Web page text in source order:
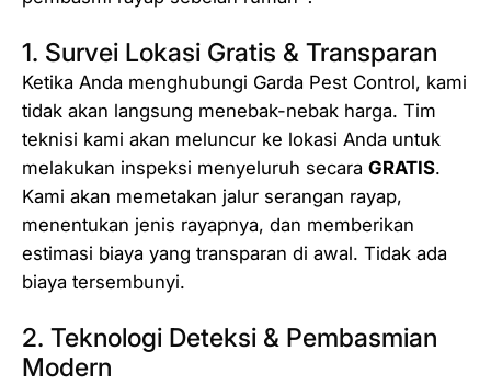
1. Survei Lokasi Gratis & Transparan
Ketika Anda menghubungi Garda Pest Control, kami
tidak akan langsung menebak-nebak harga. Tim
teknisi kami akan meluncur ke lokasi Anda untuk
melakukan inspeksi menyeluruh secara GRATIS.
Kami akan memetakan jalur serangan rayap,
menentukan jenis rayapnya, dan memberikan
estimasi biaya yang transparan di awal. Tidak ada
biaya tersembunyi.
2. Teknologi Deteksi & Pembasmian
Modern